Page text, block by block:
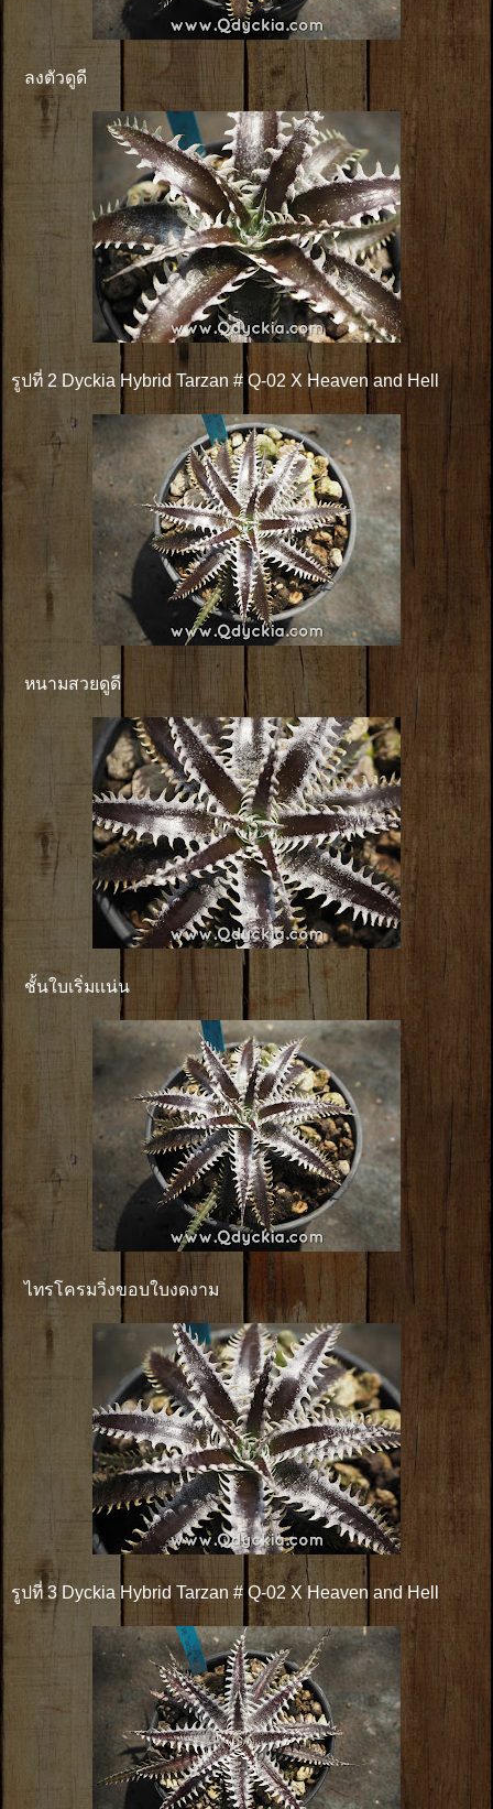
ลงตัวดูดี
รูปที่ 2 Dyckia Hybrid Tarzan # Q-02 X Heaven and Hell
หนามสวยดูดี
ชั้นใบเริ่มเเน่น
ไทรโครมวิ่งขอบใบงดงาม
รูปที่ 3 Dyckia Hybrid Tarzan # Q-02 X Heaven and Hell